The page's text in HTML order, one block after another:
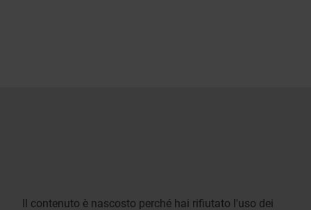
Il contenuto è nascosto perché hai rifiutato l'uso dei